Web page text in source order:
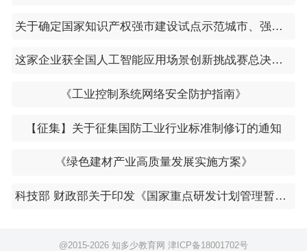
关于确定国家知识产权强市建设试点示范城市、强县建设试点示范县的通知（国知发运字〔2024〕2号）
​这家企业获全国人工智能应用场景创新挑战赛总决赛一等奖
《工业控制系统网络安全防护指南》
【征集】关于征集国防工业行业标准制修订的通知
《绿色建材产业高质量发展实施方案》
科技部 财政部关于印发《国家重点研发计划管理暂行办法》的通知
@2015-2026 知多少教育网 津ICP备18001702号